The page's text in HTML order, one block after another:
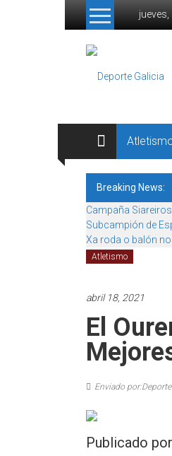
Skip to content
Breaking News:
Campaña
Subcampión de
Xa roda o balón no
Atletismo
abril 18, 2021
El
Enviado
Publicado